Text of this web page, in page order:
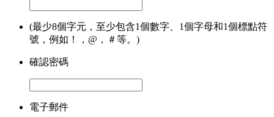
(最少8個字元，至少包含1個數字、1個字母和1個標點符
號，例如！，@，＃等。)
確認密碼
電子郵件